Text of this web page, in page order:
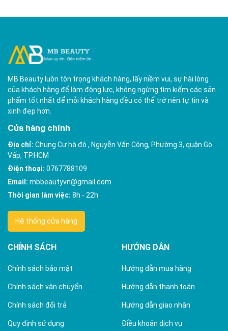
MB Beauty luôn tôn trọng khách hàng, lấy niềm vui, sự hài lòng
của khách hàng để làm động lực, không ngừng tìm kiếm các sản
phẩm tốt nhất để mỗi khách hàng đều có thể trở nên tự tin và
xinh đẹp hơn.
Cửa hàng chính
Địa chỉ: Chung Cư hà đô , Nguyễn Văn Công, Phường 3, quận Gò
Vấp, TP.HCM
Điện thoại: 0767788109
Email: mbbeautyvn@gmail.com
Thời gian làm việc: 8h - 22h
Hệ thống cửa hàng
CHÍNH SÁCH
Chính sách bảo mật
Chính sách vận chuyển
Chính sách đổi trả
Quy định sử dụng
HƯỚNG DẪN
Hướng dẫn mua hàng
Hướng dẫn thanh toán
Hướng dẫn giao nhận
Điều khoản dịch vụ